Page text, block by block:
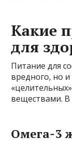
Какие
для
Питание для
вредного, но
веществами. В
Омега-3